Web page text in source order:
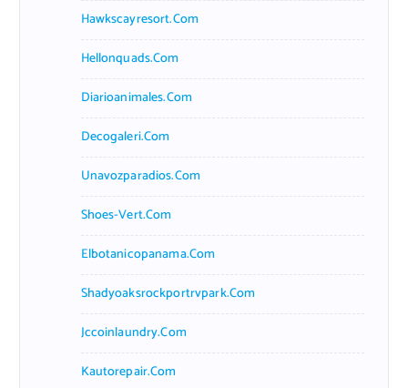
Hawkscayresort.com
Hellonquads.com
Diarioanimales.com
Decogaleri.com
Unavozparadios.com
Shoes-Vert.com
Elbotanicopanama.com
Shadyoaksrockportrvpark.com
Jccoinlaundry.com
Kautorepair.com